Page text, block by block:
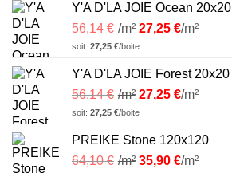
Y'A D'LA JOIE Ocean 20x20
56,14€ /m² 27,25 €/m²
soit: 27,25 €/boite
Y'A D'LA JOIE Forest 20x20
56,14€ /m² 27,25 €/m²
soit: 27,25 €/boite
PREIKE Stone 120x120
64,10€ /m² 35,90 €/m²